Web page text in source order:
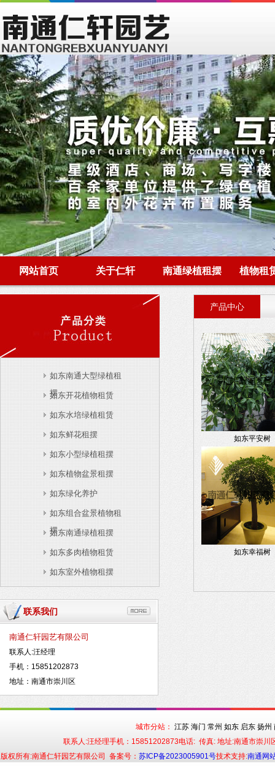
网站首页 关于仁轩 南通绿植租摆 植物租
如东南通大型绿植租
摆
如东开花植物租赁
如东水培绿植租赁
如东鲜花租摆
如东小型绿植租摆
如东植物盆景租摆
如东绿化养护
如东组合盆景植物租
摆
如东南通绿植租摆
如东多肉植物租赁
如东室外植物租摆
联系我们
南通仁轩园艺有限公司
联系人:汪经理
手机：15851202873
地址：南通市崇川区
产品中心
如东平安树
如东幸福树
城市分站： 江苏 海门 常州 如东 启东 扬州
联系人:汪经理手机：15851202873电话: 传真: 地址:南通市崇川
版权所有:南通仁轩园艺有限公司 备案号： 苏ICP备2023005901号技术支持:南通网